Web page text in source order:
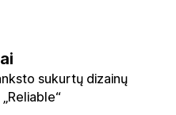
sukurtų dizainų